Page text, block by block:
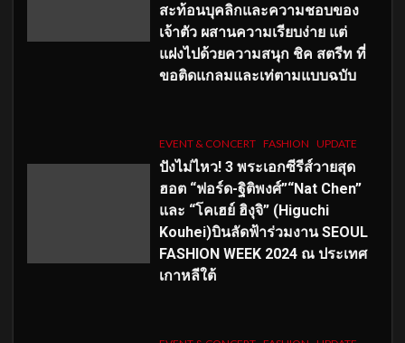
สะท้อนบุคลิกและความชอบของ
เจ้าตัว ผสานความเรียบง่าย แต่
แฝงไปด้วยความสนุก ชิค สตรีท ที่
ขอติดแกลมและเท่ตามแบบฉบับ
EVENT & CONCERT FASHION UPDATE
ปังไม่ไหว! 3 พระเอกซีรีส์วายสุด
ฮอต “ฟอร์ด-ฐิติพงศ์”“Nat Chen”
และ “โคเฮย์ ฮิงุจิ” (Higuchi
Kouhei)บินลัดฟ้าร่วมงาน SEOUL
FASHION WEEK 2024 ณ ประเทศ
เกาหลีใต้